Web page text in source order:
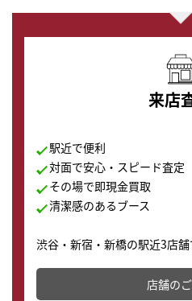
来店
駅近で便利
対面で安心・スピード査定
その場で即現金買取
清潔感のあるブース
渋谷・新宿・新橋の駅近3店舗
その場で現金買取致します。
店舗を併設しており、下取り
店舗の